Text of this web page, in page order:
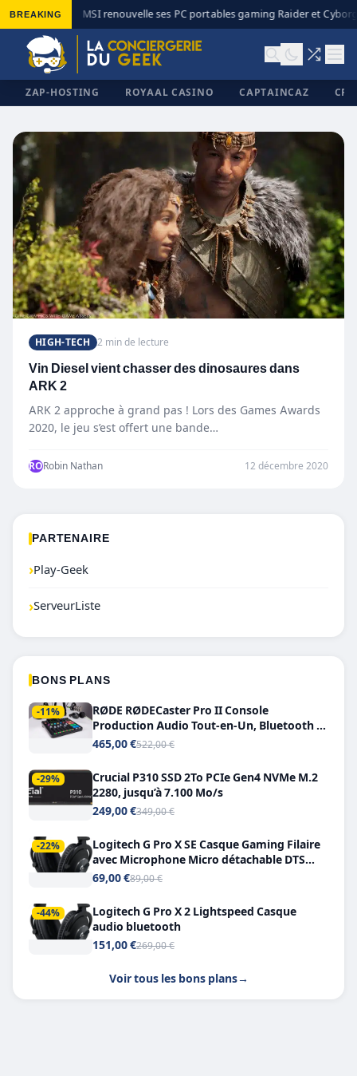
BREAKING MSI renouvelle ses PC portables gaming Raider et
ZAP-HOSTING ROYAAL CASINO CAPTAINCAZ
✕
HIGH-TECH 2 min de lecture
Vin Diesel vient chasser des dinosaures dans
ARK 2
ARK 2 approche à grand pas ! Lors des Games Awards
2020, le jeu s’est offert une bande…
RORobin Nathan 12 décembre 2020
PARTENAIRE
›Play-Geek
›ServeurListe
BONS PLANS
-11%
RØDE RØDECaster Pro II Console
Production Audio Tout-en-Un, Bluetooth et
Double USB-C
465,00 €522,00 €
-29%
Crucial P310 SSD 2To PCIe Gen4 NVMe M.2
2280, jusqu’à 7.100 Mo/s
249,00 €349,00 €
-22%
Logitech G Pro X SE Casque Gaming Filaire
avec Microphone Micro détachable DTS
Headphone X 7.1
69,00 €89,00 €
-44%
Logitech G Pro X 2 Lightspeed Casque
audio bluetooth
151,00 €269,00 €
Voir tous les bons plans→